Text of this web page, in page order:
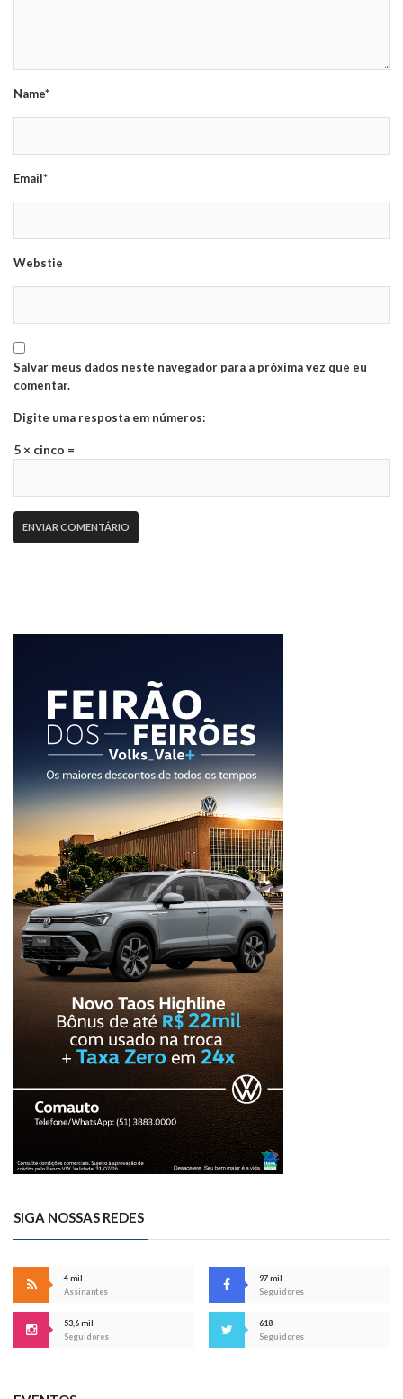
Name*
Email*
Webstie
Salvar meus dados neste navegador para a próxima vez que eu
comentar.
Digite uma resposta em números:
5 × cinco =
SIGA NOSSAS REDES
4 mil
Assinantes
97 mil
Seguidores
53,6 mil
Seguidores
618
Seguidores